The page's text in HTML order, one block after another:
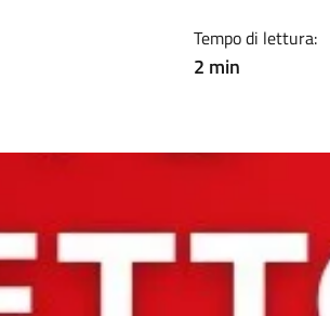
Tempo di lettura:
2 min